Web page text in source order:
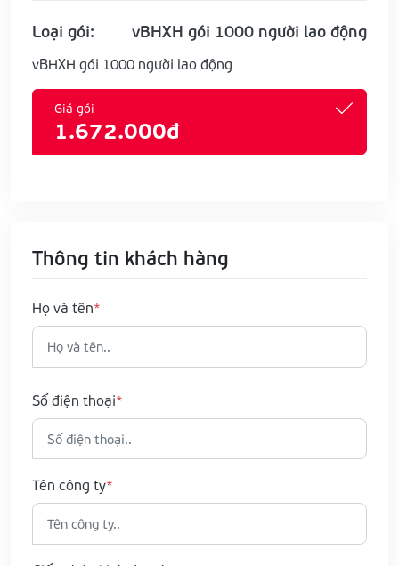
Loại gói: vBHXH gói 1000 người lao động
vBHXH gói 1000 người lao động
Giá gói
1.672.000đ
Thông tin khách hàng
Họ và tên
Số điện thoại
Tên công ty